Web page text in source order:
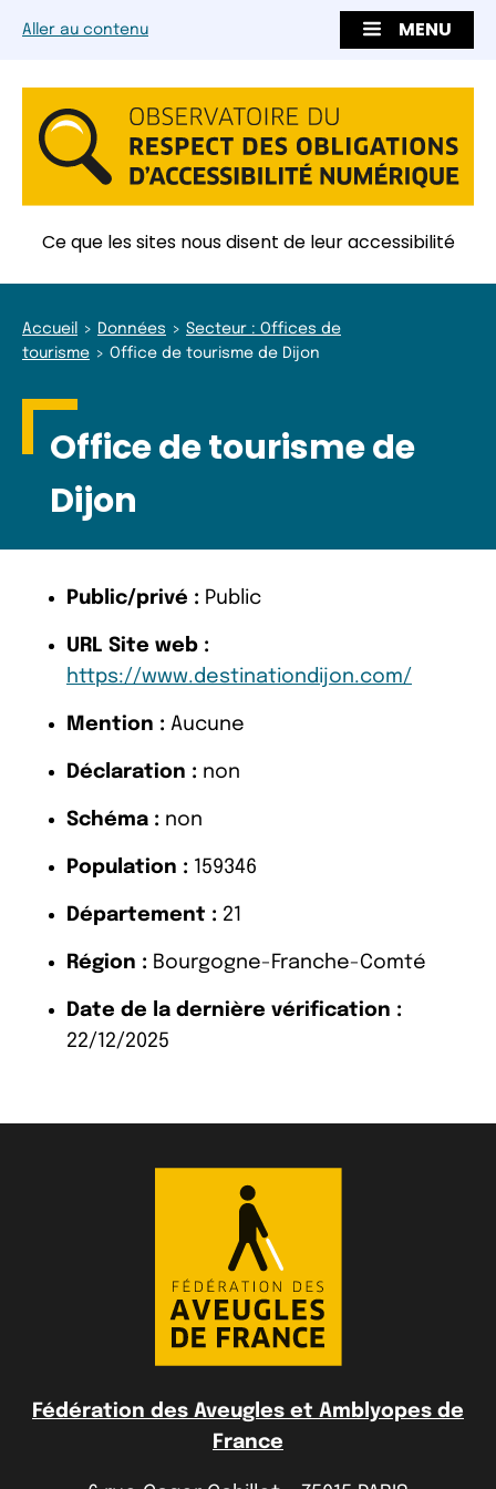
Aller au contenu MENU
Ce que les sites nous disent de leur accessibilité
Accueil Données
Secteur : Offices de
tourisme
Office de tourisme de Dijon
Office de tourisme de
Dijon
Public/privé : Public
URL Site web :
https://www.destinationdijon.com/
Mention : Aucune
Déclaration : non
Schéma : non
Population : 159346
Département : 21
Région : Bourgogne-Franche-Comté
Date de la dernière vérification :
22/12/2025
Fédération des Aveugles et Amblyopes de
France